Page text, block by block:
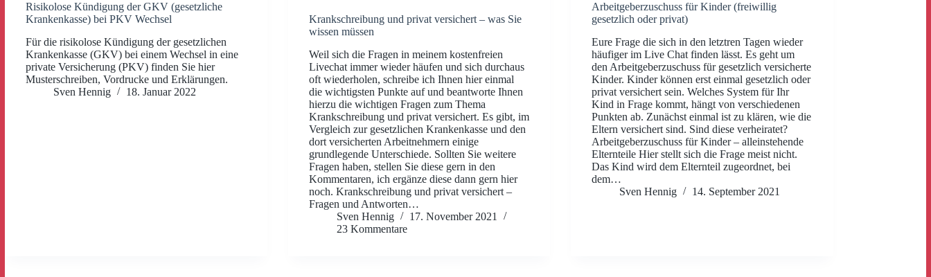
Risikolose Kündigung der GKV (gesetzliche
Krankenkasse) bei PKV Wechsel
Für die risikolose Kündigung der gesetzlichen
Krankenkasse (GKV) bei einem Wechsel in eine
private Versicherung (PKV) finden Sie hier
Musterschreiben, Vordrucke und Erklärungen.
Sven Hennig
18. Januar 2022
Krankschreibung und privat versichert – was Sie
wissen müssen
Weil sich die Fragen in meinem kostenfreien
Livechat immer wieder häufen und sich durchaus
oft wiederholen, schreibe ich Ihnen hier einmal
die wichtigsten Punkte auf und beantworte Ihnen
hierzu die wichtigen Fragen zum Thema
Krankschreibung und privat versichert. Es gibt, im
Vergleich zur gesetzlichen Krankenkasse und den
dort versicherten Arbeitnehmern einige
grundlegende Unterschiede. Sollten Sie weitere
Fragen haben, stellen Sie diese gern in den
Kommentaren, ich ergänze diese dann gern hier
noch. Krankschreibung und privat versichert –
Fragen und Antworten…
Sven Hennig
17. November 2021
23 Kommentare
Arbeitgeberzuschuss für Kinder (freiwillig
gesetzlich oder privat)
Eure Frage die sich in den letztren Tagen wieder
häufiger im Live Chat finden lässt. Es geht um
den Arbeitgeberzuschuss für gesetzlich versicherte
Kinder. Kinder können erst einmal gesetzlich oder
privat versichert sein. Welches System für Ihr
Kind in Frage kommt, hängt von verschiedenen
Punkten ab. Zunächst einmal ist zu klären, wie die
Eltern versichert sind. Sind diese verheiratet?
Arbeitgeberzuschuss für Kinder – alleinstehende
Elternteile Hier stellt sich die Frage meist nicht.
Das Kind wird dem Elternteil zugeordnet, bei
dem…
Sven Hennig
14. September 2021